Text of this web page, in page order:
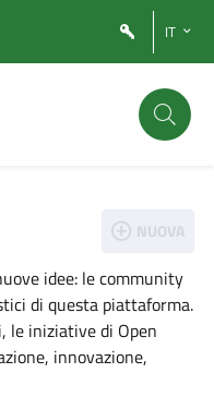
IT
NUOVA
idee: le community
di questa piattaforma.
le iniziative di Open
innovazione,